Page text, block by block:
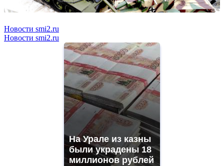
Новости smi2.ru
Новости smi2.ru
На Урале из казны
были украдены 18
миллионов рублей